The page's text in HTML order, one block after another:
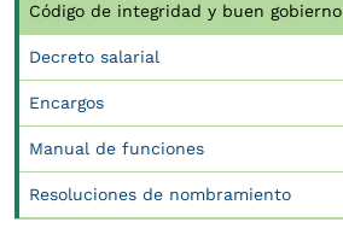
Código de integridad y buen gobierno
Decreto salarial
Encargos
Manual de funciones
Resoluciones de nombramiento